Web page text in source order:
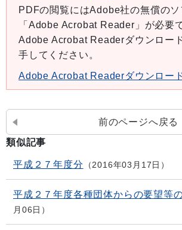
PDFの閲覧にはAdobe社の無償のソ
「Adobe Acrobat Reader」が必要
Adobe Acrobat Readerダウンロー
手してください。
Adobe Acrobat Readerダウンロー
前のページへ戻る
類似記事
平成２７年度分 2016年03月17日
平成２７年度各種団体からの要望等
月06日